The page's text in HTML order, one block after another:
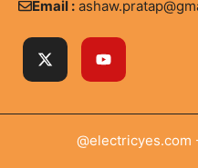
Email :
@electricyes.com